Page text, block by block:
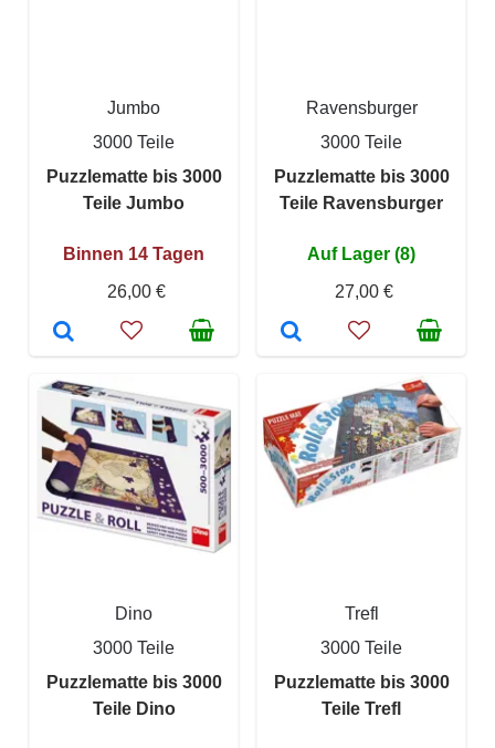
Jumbo
3000 Teile
Puzzlematte bis 3000
Teile Jumbo
Binnen 14 Tagen
26,00 €
Ravensburger
3000 Teile
Puzzlematte bis 3000
Teile Ravensburger
Auf Lager (8)
27,00 €
Dino
3000 Teile
Puzzlematte bis 3000
Teile Dino
Trefl
3000 Teile
Puzzlematte bis 3000
Teile Trefl